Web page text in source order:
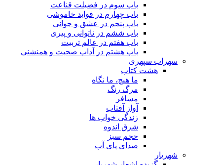
باب سوم در فضیلت قناعت
باب چهارم در فواید خاموشى
باب پنجم در عشق و جوانى
باب ششم در ناتوانى و پیرى
باب هفتم در عالم تربیت
باب هشتم در آداب صحبت و همنشنى
سهراب سپهری
هشت کتاب
ما هیچ، ما نگاه
مرگ رنگ
مسافر
آواز آفتاب
زندگی خواب ها
شرق اندوه
حجم سبز
صدای پای آب
شهریار